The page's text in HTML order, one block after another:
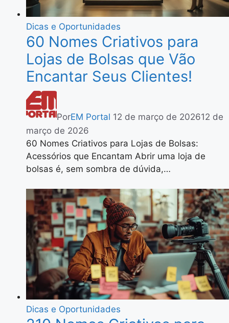
Dicas e Oportunidades
60 Nomes Criativos para
Lojas de Bolsas que Vão
Encantar Seus Clientes!
PorEM Portal 12 de março de 202612 de
março de 2026
60 Nomes Criativos para Lojas de Bolsas:
Acessórios que Encantam Abrir uma loja de
bolsas é, sem sombra de dúvida,…
Dicas e Oportunidades